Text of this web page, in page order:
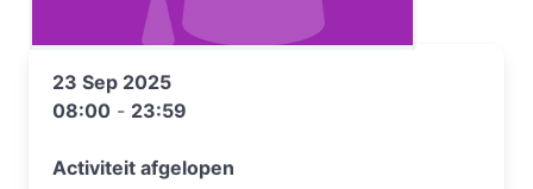
23 Sep 2025
08:00 - 23:59
Activiteit afgelopen